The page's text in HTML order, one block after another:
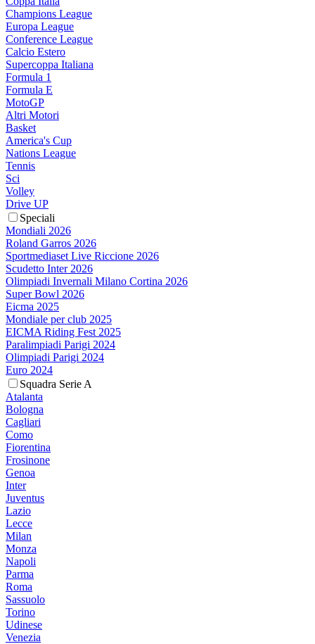
Champions League
Europa League
Conference League
Calcio Estero
Supercoppa Italiana
Formula 1
Formula E
MotoGP
Altri Motori
Basket
America's Cup
Nations League
Tennis
Sci
Volley
Drive UP
Speciali
Mondiali 2026
Roland Garros 2026
Sportmediaset Live Riccione 2026
Scudetto Inter 2026
Olimpiadi Invernali Milano Cortina 2026
Super Bowl 2026
Eicma 2025
Mondiale per club 2025
EICMA Riding Fest 2025
Paralimpiadi Parigi 2024
Olimpiadi Parigi 2024
Euro 2024
Squadra Serie A
Atalanta
Bologna
Cagliari
Como
Fiorentina
Frosinone
Genoa
Inter
Juventus
Lazio
Lecce
Milan
Monza
Napoli
Parma
Roma
Sassuolo
Torino
Udinese
Venezia